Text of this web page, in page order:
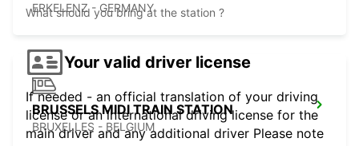
ERKELENZ - GERMANY
BRUSSELS MIDI TRAIN STATION
BRUXELLES - BELGIUM
What should you bring at the station ?
Your valid driver license
If needed - an official translation of your driving
license or an international driving license for the
main driver and any additional driver Please note